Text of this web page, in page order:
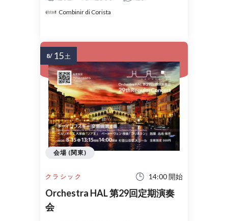
Combinir di Corista
クラシック 14:00 開始
Orchestra HAL 第29回定期演奏
会
会場 (関東)
8/ 15土